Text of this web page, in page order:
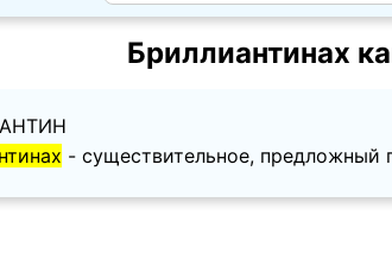
Бриллиантинах
- существительное, предложный